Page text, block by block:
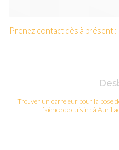
Prenez contact dès à présent :
Trouver un carreleur pour la pose
faïence de cuisine à Aurillac